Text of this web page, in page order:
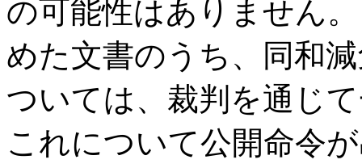
の可能性はありません
めた文書のうち、同和
ついては、裁判を通じ
これについて公開命令